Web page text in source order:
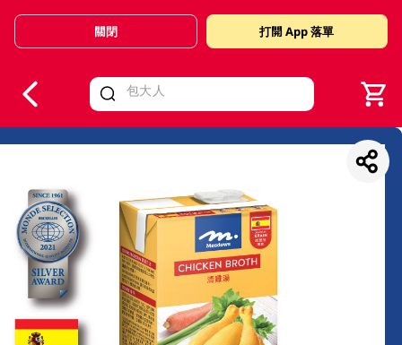
Valid Until 30 June 2026
關閉 打開 App 落單